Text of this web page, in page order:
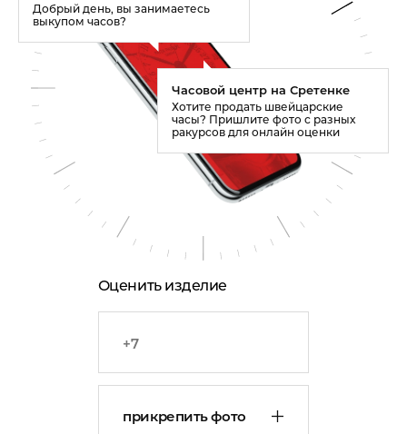
Добрый день, вы занимаетесь
выкупом часов?
Часовой центр на Сретенке
Хотите продать швейцарские
часы? Пришлите фото с разных
ракурсов для онлайн оценки
Оценить изделие
прикрепить фото